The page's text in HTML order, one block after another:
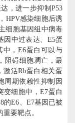
，进一步抑制P53
HPV感染细胞后诱
细胞基因组中病毒
因中过表达、E5蛋
中， E6蛋白可以与
阻碍细胞凋亡，最
激活Rb蛋白相关蛋
周期依赖性抑制因
变细胞中，E7蛋白
的E6、E7基因已被
要靶点。